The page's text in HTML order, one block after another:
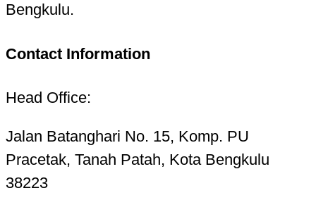
Bengkulu.
Contact Information
Head Office:
Jalan Batanghari No. 15, Komp. PU
Pracetak, Tanah Patah, Kota Bengkulu
38223